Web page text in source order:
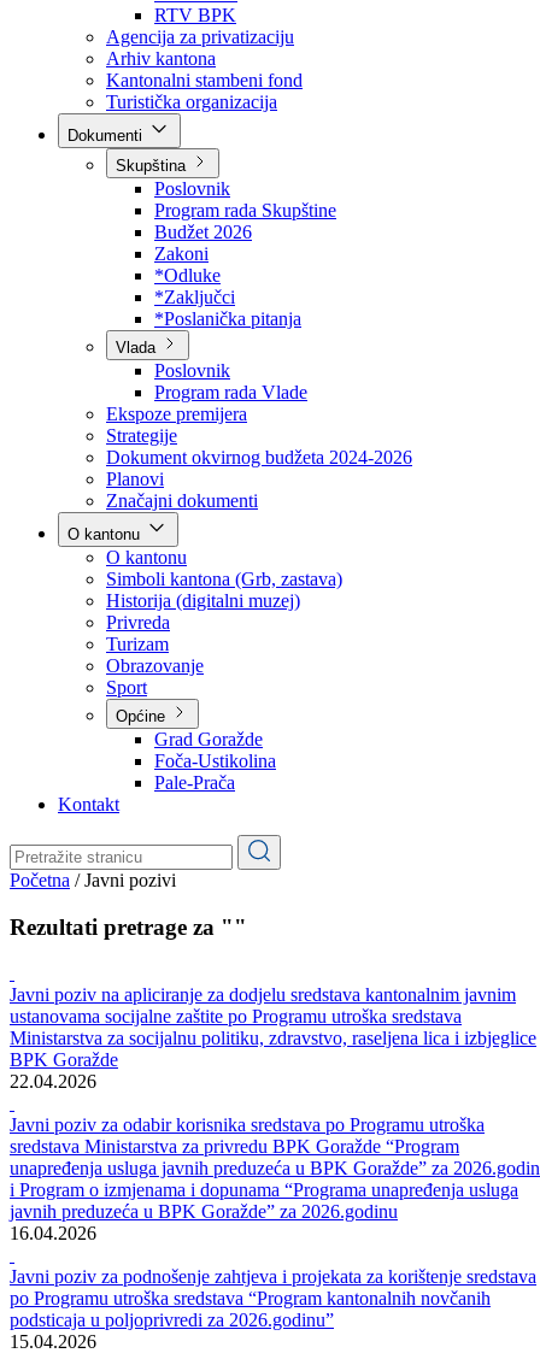
Direkcija za šumarstvo
Javna preduzeća
BPK šume
RTV BPK
Agencija za privatizaciju
Arhiv kantona
Kantonalni stambeni fond
Turistička organizacija
Skupština
Poslovnik
Program rada Skupštine
Budžet 2026
Zakoni
*Odluke
*Zaključci
*Poslanička pitanja
Vlada
Poslovnik
Program rada Vlade
Ekspoze premijera
Strategije
Dokument okvirnog budžeta 2024-2026
Planovi
Značajni dokumenti
O kantonu
O kantonu
Simboli kantona (Grb, zastava)
Historija (digitalni muzej)
Privreda
Turizam
Obrazovanje
Općine
Pale-Prača
Kontakt
Javni pozivi
Rezultati pretrage za ""